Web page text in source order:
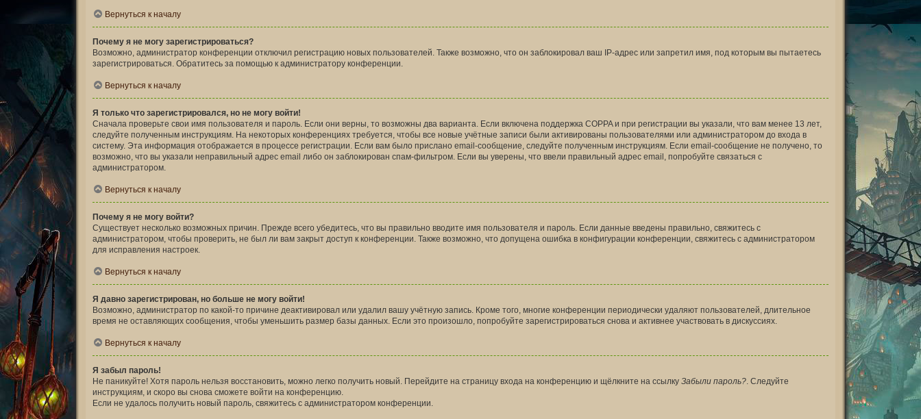
Вернуться к началу
Почему я не могу зарегистрироваться?
Возможно, администратор конференции отключил регистрацию новых пользователей. Также возможно, что он заблокировал ваш IP-адрес или запретил имя, под которым вы пытаетесь
зарегистрироваться. Обратитесь за помощью к администратору конференции.
Вернуться к началу
Я только что зарегистрировался, но не могу войти!
Сначала проверьте свои имя пользователя и пароль. Если они верны, то возможны два варианта. Если включена поддержка COPPA и при регистрации вы указали, что вам менее 13 лет,
следуйте полученным инструкциям. На некоторых конференциях требуется, чтобы все новые учётные записи были активированы пользователями или администратором до входа в
систему. Эта информация отображается в процессе регистрации. Если вам было прислано email-сообщение, следуйте полученным инструкциям. Если email-сообщение не получено, то
возможно, что вы указали неправильный адрес email либо он заблокирован спам-фильтром. Если вы уверены, что ввели правильный адрес email, попробуйте связаться с
администратором.
Вернуться к началу
Почему я не могу войти?
Существует несколько возможных причин. Прежде всего убедитесь, что вы правильно вводите имя пользователя и пароль. Если данные введены правильно, свяжитесь с
администратором, чтобы проверить, не был ли вам закрыт доступ к конференции. Также возможно, что допущена ошибка в конфигурации конференции, свяжитесь с администратором
для исправления настроек.
Вернуться к началу
Я давно зарегистрирован, но больше не могу войти!
Возможно, администратор по какой-то причине деактивировал или удалил вашу учётную запись. Кроме того, многие конференции периодически удаляют пользователей, длительное
время не оставляющих сообщения, чтобы уменьшить размер базы данных. Если это произошло, попробуйте зарегистрироваться снова и активнее участвовать в дискуссиях.
Вернуться к началу
Я забыл пароль!
Не паникуйте! Хотя пароль нельзя восстановить, можно легко получить новый. Перейдите на страницу входа на конференцию и щёлкните на ссылку Забыли пароль?. Следуйте
инструкциям, и скоро вы снова сможете войти на конференцию.
Если не удалось получить новый пароль, свяжитесь с администратором конференции.